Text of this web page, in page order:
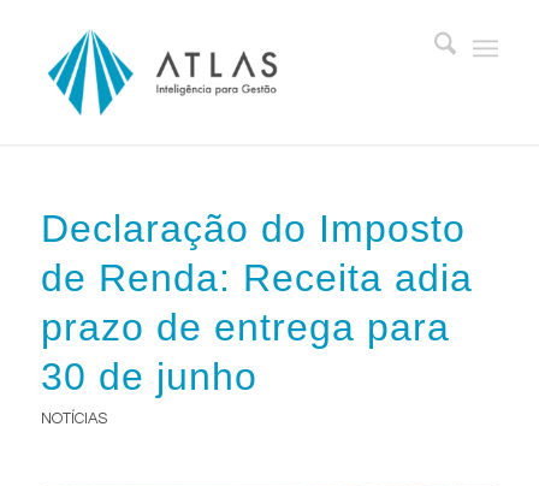
Declaração do Imposto
de Renda: Receita adia
prazo de entrega para
30 de junho
NOTÍCIAS